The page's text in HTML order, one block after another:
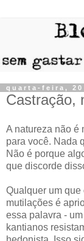
quarta-feira, 20
Castração,
A natureza não é
para você. Nada
Não é porque
que discorde
Qualquer um que
mutilações é
essa palavra -
kantianos